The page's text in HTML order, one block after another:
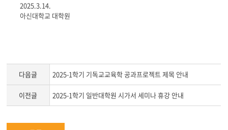
2025.3.14.
아신대학교 대학원
다음글 2025-1학기 기독교교육학 공과프로젝트 제목 안내
이전글 2025-1학기 일반대학원 시가서 세미나 휴강 안내